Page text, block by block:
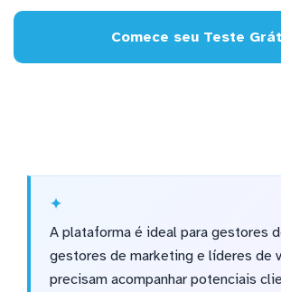
Comece seu Teste
A plataforma é ideal para gestores
gestores de marketing e líderes de
precisam acompanhar potenciais